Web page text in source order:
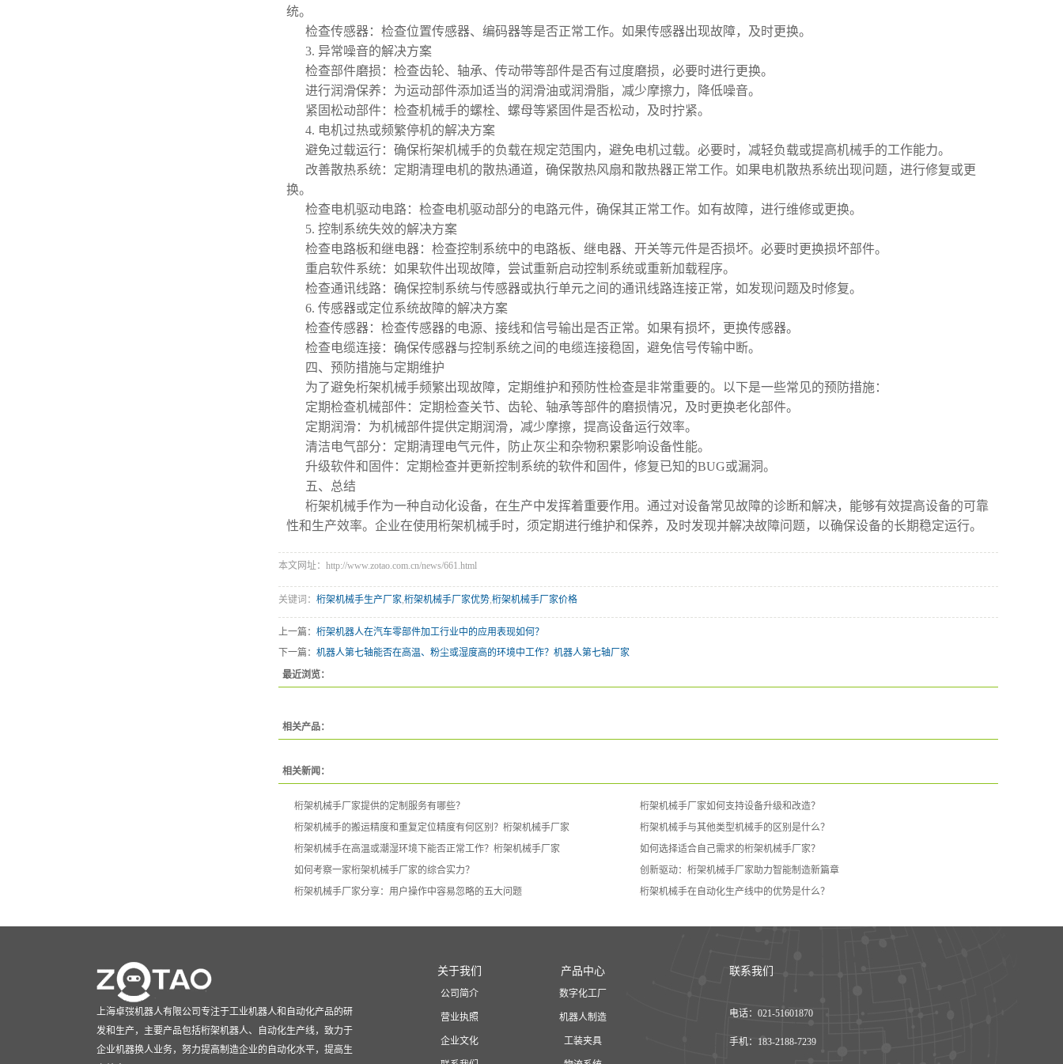
统。
检查传感器：检查位置传感器、编码器等是否正常工作。如果传感器出现故障，及时更换。
3. 异常噪音的解决方案
检查部件磨损：检查齿轮、轴承、传动带等部件是否有过度磨损，必要时进行更换。
进行润滑保养：为运动部件添加适当的润滑油或润滑脂，减少摩擦力，降低噪音。
紧固松动部件：检查机械手的螺栓、螺母等紧固件是否松动，及时拧紧。
4. 电机过热或频繁停机的解决方案
避免过载运行：确保桁架机械手的负载在规定范围内，避免电机过载。必要时，减轻负载或提高机械手的工作能力。
改善散热系统：定期清理电机的散热通道，确保散热风扇和散热器正常工作。如果电机散热系统出现问题，进行修复或更
换。
检查电机驱动电路：检查电机驱动部分的电路元件，确保其正常工作。如有故障，进行维修或更换。
5. 控制系统失效的解决方案
检查电路板和继电器：检查控制系统中的电路板、继电器、开关等元件是否损坏。必要时更换损坏部件。
重启软件系统：如果软件出现故障，尝试重新启动控制系统或重新加载程序。
检查通讯线路：确保控制系统与传感器或执行单元之间的通讯线路连接正常，如发现问题及时修复。
6. 传感器或定位系统故障的解决方案
检查传感器：检查传感器的电源、接线和信号输出是否正常。如果有损坏，更换传感器。
检查电缆连接：确保传感器与控制系统之间的电缆连接稳固，避免信号传输中断。
四、预防措施与定期维护
为了避免桁架机械手频繁出现故障，定期维护和预防性检查是非常重要的。以下是一些常见的预防措施：
定期检查机械部件：定期检查关节、齿轮、轴承等部件的磨损情况，及时更换老化部件。
定期润滑：为机械部件提供定期润滑，减少摩擦，提高设备运行效率。
清洁电气部分：定期清理电气元件，防止灰尘和杂物积累影响设备性能。
升级软件和固件：定期检查并更新控制系统的软件和固件，修复已知的BUG或漏洞。
五、总结
桁架机械手作为一种自动化设备，在生产中发挥着重要作用。通过对设备常见故障的诊断和解决，能够有效提高设备的可靠
性和生产效率。企业在使用桁架机械手时，须定期进行维护和保养，及时发现并解决故障问题，以确保设备的长期稳定运行。
本文网址：http://www.zotao.com.cn/news/661.html
关键词： 桁架机械手生产厂家,桁架机械手厂家优势,桁架机械手厂家价格
上一篇： 桁架机器人在汽车零部件加工行业中的应用表现如何？
下一篇： 机器人第七轴能否在高温、粉尘或湿度高的环境中工作？机器人第七轴厂家
最近浏览：
相关产品：
相关新闻：
桁架机械手厂家提供的定制服务有哪些？
桁架机械手厂家如何支持设备升级和改造？
桁架机械手的搬运精度和重复定位精度有何区别？桁架机械手厂家
桁架机械手与其他类型机械手的区别是什么？
桁架机械手在高温或潮湿环境下能否正常工作？桁架机械手厂家
如何选择适合自己需求的桁架机械手厂家？
如何考察一家桁架机械手厂家的综合实力？
创新驱动：桁架机械手厂家助力智能制造新篇章
桁架机械手厂家分享：用户操作中容易忽略的五大问题
桁架机械手在自动化生产线中的优势是什么？
上海卓弢机器人有限公司专注于工业机器人和自动化产品的研
发和生产，主要产品包括桁架机器人、自动化生产线，致力于
企业机器换人业务，努力提高制造企业的自动化水平，提高生
关于我们
公司简介
营业执照
企业文化
产品中心
数字化工厂
机器人制造
工装夹具
联系我们
电话：021-51601870
手机：183-2188-7239